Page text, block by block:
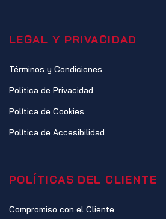
LEGAL Y PRIVACIDAD
Términos y Condiciones
Política de Privacidad
Política de Cookies
Política de Accesibilidad
POLÍTICAS DEL CLIENTE
Compromiso con el Cliente